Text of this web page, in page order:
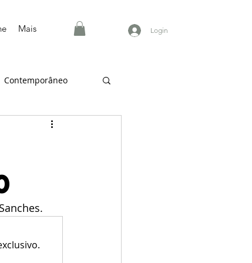
Mais Login
Contemporâneo